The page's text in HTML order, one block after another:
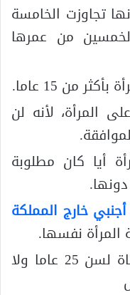
تجاوزت الخامسة
من عمرها
من 15 عاما.
المرأة، لأنه لن
أيا كان مطلوبة
خارج المملكة
نفسها.
لابد أن يصل المتقدم للفتاة لسن 25 عاما ولا